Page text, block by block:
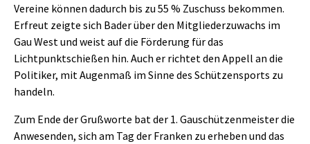
Vereine können dadurch bis zu 55 % Zuschuss bekommen.
Erfreut zeigte sich Bader über den Mitgliederzuwachs im
Gau West und weist auf die Förderung für das
Lichtpunktschießen hin. Auch er richtet den Appell an die
Politiker, mit Augenmaß im Sinne des Schützensports zu
handeln.
Zum Ende der Grußworte bat der 1. Gauschützenmeister die
Anwesenden, sich am Tag der Franken zu erheben und das